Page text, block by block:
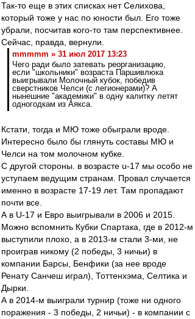
Так-то еще в этих списках нет Селихова,
который тоже у нас по юности был. Его тоже
убрали, посчитав кого-то там перспективнее.
Сейчас, правда, вернули.
mmmmm » 31 июл 2017 13:23
Чего ради было затевать реорганизацию,
если "школьники" возраста Паршивлюка
выигрывали Молочный кубок, победив
сверстников Челси (с легионерами)? А
нынешние "академики" в одну калитку летят
одногодкам из Аякса.
Кстати, тогда и МЮ тоже обыграли вроде.
Интересно было бы глянуть составы МЮ и
Челси на том молочном кубке.
С другой стороны. в возрасте u-17 мы особо не
уступаем ведущим странам. Провал случается
именно в возрасте 17-19 лет. Там пропадают
почти все.
А в U-17 и Евро выигрывали в 2006 и 2015.
Можно вспомнить Кубки Спартака, где в 2012-м
выступили плохо, а в 2013-м стали 3-ми, не
проиграв никому (2 победы, 3 ничьи) в
компании Барсы, Бенфики (за нее вроде
Ренату Санчеш играл), Тоттенхэма, Селтика и
Дырки.
А в 2014-м выиграли турнир (тоже ни одного
поражения - 3 победы, 2 ничьи) - в компании с